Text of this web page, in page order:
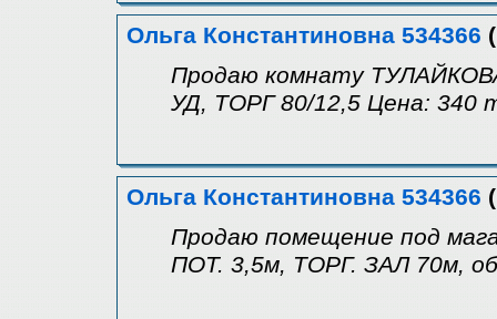
Ольга Константиновна 534366
Продаю комнату
УД, ТОРГ 80/12,5 Цена: 340
Ольга Константиновна 534366
Продаю помещение под
ПОТ. 3,5м, ТОРГ. ЗАЛ 70м,